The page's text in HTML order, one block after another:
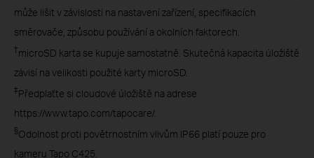
může lišit v závislosti na nastavení zařízení, specifikacích
směrovače, způsobu používání a okolních faktorech.
†microSD karta se kupuje samostatně. Skutečná kapacita úložiště
závisí na velikosti použité karty microSD.
‡Předplaťte si cloudové úložiště na adrese
https://www.tapo.com/tapocare/.
§Odolnost proti povětrnostním vlivům IP66 platí pouze pro
kameru Tapo C425.